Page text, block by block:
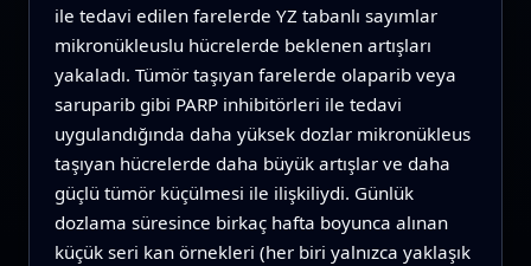
ile tedavi edilen farelerde YZ tabanlı sayımlar
mikronükleuslu hücrelerde beklenen artışları
yakaladı. Tümör taşıyan farelerde olaparib veya
saruparib gibi PARP inhibitörleri ile tedavi
uygulandığında daha yüksek dozlar mikronükleus
taşıyan hücrelerde daha büyük artışlar ve daha
güçlü tümör küçülmesi ile ilişkiliydi. Günlük
dozlama süresince birkaç hafta boyunca alınan
küçük seri kan örnekleri (her biri yalnızca yaklaşık